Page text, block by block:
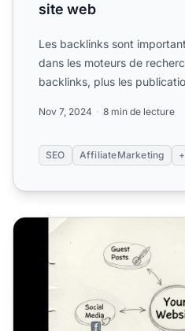
site web
Les backlinks sont
dans les moteurs de
backlinks, plus les
Nov 7, 2024 8 min de lecture
SEO AffiliateMarketing
Comment obtenir plus de